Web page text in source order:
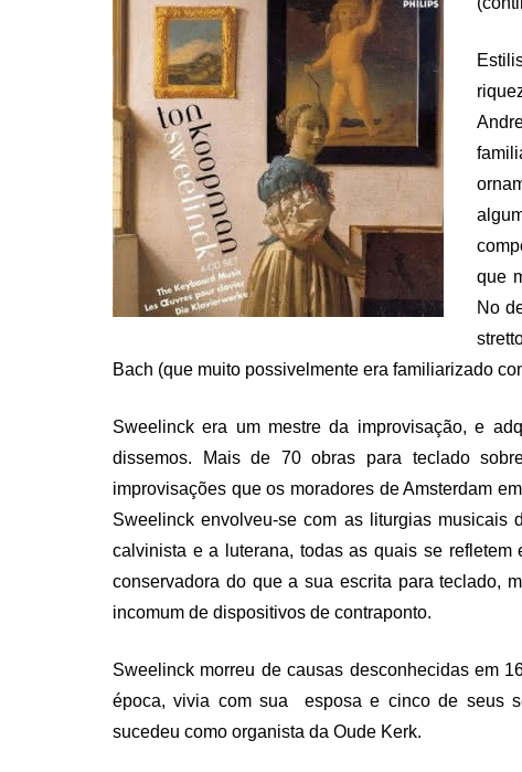
que
No
Bach (que muito possivelmente era familiarizado
Sweelinck era um mestre da improvisação, e
dissemos. Mais de 70 obras para teclado
improvisações que os moradores de Amsterdam
Sweelinck envolveu-se com as liturgias
calvinista e a luterana, todas as quais se
conservadora do que a sua escrita para teclado,
incomum de dispositivos de contraponto.
Sweelinck morreu de causas desconhecidas em
época, vivia com sua esposa e cinco de seus
sucedeu como organista da Oude Kerk.